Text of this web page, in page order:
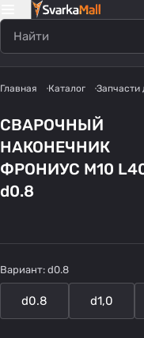
Главная Каталог Запчасти
СВАРОЧНЫЙ
НАКОНЕЧНИК
ФРОНИУС M10
d0.8
Вариант: d0.8
d0.8 d1,0